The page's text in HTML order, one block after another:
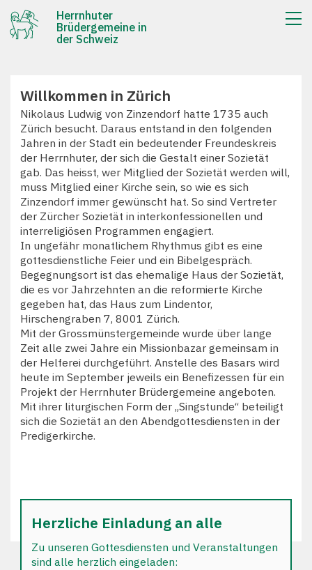
Herrnhuter
Brüdergemeine in
der Schweiz
Willkommen in Zürich
Nikolaus Ludwig von Zinzendorf hatte 1735 auch
Zürich besucht. Daraus entstand in den folgenden
Jahren in der Stadt ein bedeutender Freundeskreis
der Herrnhuter, der sich die Gestalt einer Sozietät
gab. Das heisst, wer Mitglied der Sozietät werden will,
muss Mitglied einer Kirche sein, so wie es sich
Zinzendorf immer gewünscht hat. So sind Vertreter
der Zürcher Sozietät in interkonfessionellen und
interreligiösen Programmen engagiert.
In ungefähr monatlichem Rhythmus gibt es eine
gottesdienstliche Feier und ein Bibelgespräch.
Begegnungsort ist das ehemalige Haus der Sozietät,
die es vor Jahrzehnten an die reformierte Kirche
gegeben hat, das Haus zum Lindentor,
Hirschengraben 7, 8001 Zürich.
Mit der Grossmünstergemeinde wurde über lange
Zeit alle zwei Jahre ein Missionbazar gemeinsam in
der Helferei durchgeführt. Anstelle des Basars wird
heute im September jeweils ein Benefizessen für ein
Projekt der Herrnhuter Brüdergemeine angeboten.
Mit ihrer liturgischen Form der „Singstunde“ beteiligt
sich die Sozietät an den Abendgottesdiensten in der
Predigerkirche.
Herzliche Einladung an alle
Zu unseren Gottesdiensten und Veranstaltungen
sind alle herzlich eingeladen: